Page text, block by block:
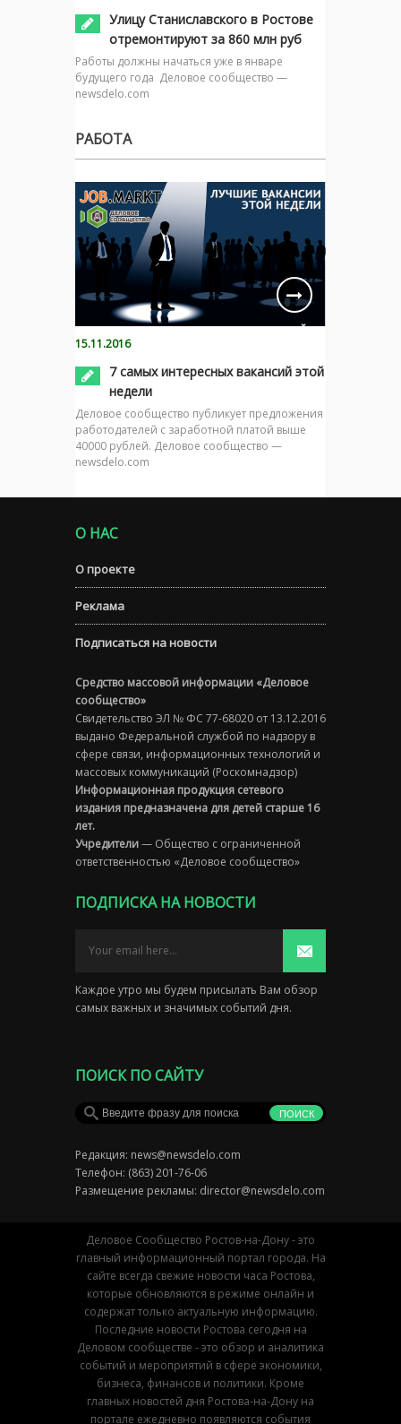
Улицу Станиславского в Ростове
отремонтируют за 860 млн руб
Работы должны начаться уже в январе
будущего года Деловое сообщество —
newsdelo.com
РАБОТА
15.11.2016
7 самых интересных вакансий этой
недели
Деловое сообщество публикует предложения
работодателей с заработной платой выше
40000 рублей. Деловое сообщество —
newsdelo.com
О НАС
О проекте
Реклама
Подписаться на новости
Средство массовой информации «Деловое
сообщество»
Свидетельство ЭЛ № ФС 77-68020 от 13.12.2016
выдано Федеральной службой по надзору в
сфере связи, информационных технологий и
массовых коммуникаций (Роскомнадзор)
Информационная продукция сетевого
издания предназначена для детей старше 16
лет.
Учредители— Общество с ограниченной
ответственностью «Деловое сообщество»
ПОДПИСКА НА НОВОСТИ
Каждое утро мы будем присылать Вам обзор
самых важных и значимых событий дня.
ПОИСК ПО САЙТУ
Редакция: news@newsdelo.com
Телефон: (863) 201-76-06
Размещение рекламы: director@newsdelo.com
Деловое Сообщество Ростов-на-Дону - это
главный информационный портал города. На
сайте всегда свежие новости часа Ростова,
которые обновляются в режиме онлайн и
содержат только актуальную информацию.
Последние новости Ростова сегодня на
Деловом сообществе - это обзор и аналитика
событий и мероприятий в сфере экономики,
бизнеса, финансов и политики. Кроме
главных новостей дня Ростова-на-Дону на
портале ежедневно появляются события